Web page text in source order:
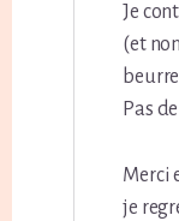
Je
(et
Pas
Merci
je